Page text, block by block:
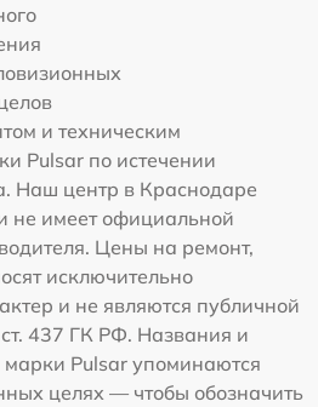
и техническим
Pulsar по истечении
Наш центр в Краснодаре
не имеет официальной
Цены на ремонт,
исключительно
и не являются публичной
437 ГК РФ. Названия и
марки Pulsar упоминаются
целях — чтобы обозначить